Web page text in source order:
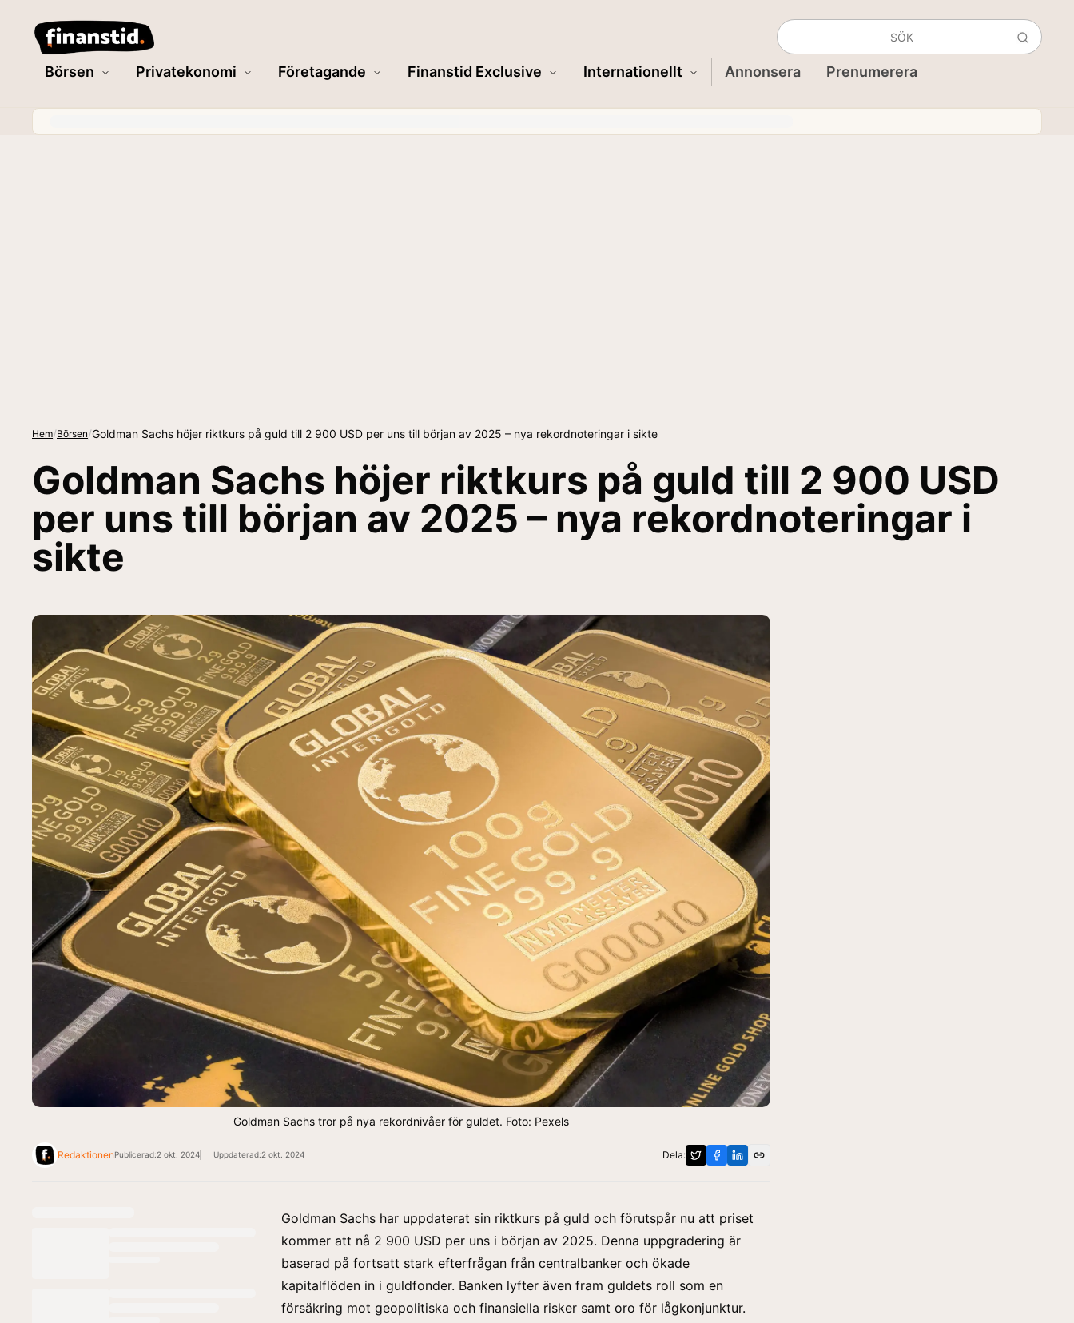
Börsen Privatekonomi Företagande Finanstid Exclusive Internationellt Annonsera Prenumerera
Hem/Börsen/Goldman Sachs höjer riktkurs på guld till 2 900 USD per uns till början av 2025 – nya rekordnoteringar i sikte
Goldman Sachs höjer riktkurs på guld till 2 900 USD
per uns till början av 2025 – nya rekordnoteringar i
sikte
Goldman Sachs tror på nya rekordnivåer för guldet. Foto: Pexels
RedaktionenPublicerad:2 okt. 2024 Uppdaterad:2 okt. 2024 Dela:
Goldman Sachs har uppdaterat sin riktkurs på guld och förutspår nu att priset
kommer att nå 2 900 USD per uns i början av 2025. Denna uppgradering är
baserad på fortsatt stark efterfrågan från centralbanker och ökade
kapitalflöden in i guldfonder. Banken lyfter även fram guldets roll som en
försäkring mot geopolitiska och finansiella risker samt oro för lågkonjunktur.